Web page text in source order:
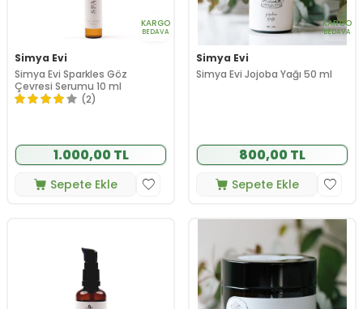
KARGO
BEDAVA
Simya Evi
Simya Evi Sparkles Göz
Çevresi Serumu 10 ml
(2)
1.000,00 TL
Sepete Ekle
KARGO
BEDAVA
Simya Evi
Simya Evi Jojoba Yağı 50 ml
800,00 TL
Sepete Ekle